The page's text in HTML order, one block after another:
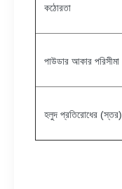
কঠোরতা
পাউডার আকার পরিসীমা
হলুদ প্রতিরোধের (স্তর)